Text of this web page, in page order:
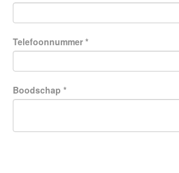
Telefoonnummer *
Boodschap *